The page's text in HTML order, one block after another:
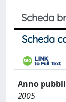
Scheda
Scheda
Anno
2005